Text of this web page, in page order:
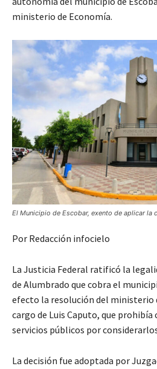
ministerio de Economía.
El Municipio de Escobar, exento de aplicar
Por Redacción infocielo
La Justicia Federal ratificó la
de Alumbrado que cobra el
efecto la resolución del ministerio
cargo de Luis Caputo, que
servicios públicos por
La decisión fue adoptada por